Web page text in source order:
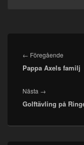
← Föregående
inlägg:
Pappa Axels familj
Nästa →
inlägg:
Golftävling på